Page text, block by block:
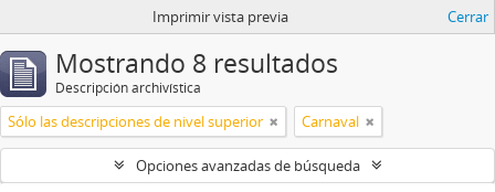
Imprimir vista previa Cerrar
Mostrando 8 resultados
Descripción archivística
Sólo las descripciones de nivel superior Carnaval
Opciones avanzadas de búsqueda